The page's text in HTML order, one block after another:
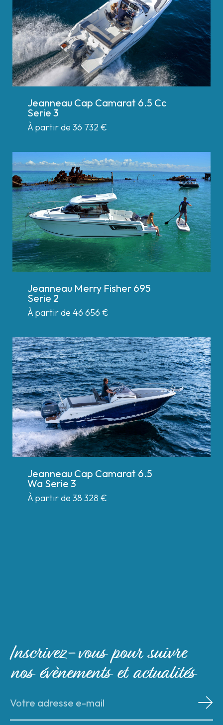
Jeanneau Cap Camarat 6.5 Cc
Serie 3
À partir de 36 732 €
Jeanneau Merry Fisher 695
Serie 2
À partir de 46 656 €
Jeanneau Cap Camarat 6.5
Wa Serie 3
À partir de 38 328 €
Inscrivez-vous pour suivre
nos évènements et actualités